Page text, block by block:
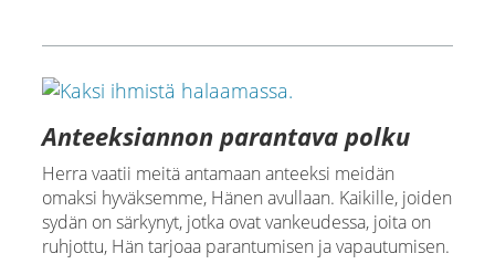
Anteeksiannon parantava polku
Herra vaatii meitä antamaan anteeksi meidän
omaksi hyväksemme, Hänen avullaan. Kaikille, joiden
sydän on särkynyt, jotka ovat vankeudessa, joita on
ruhjottu, Hän tarjoaa parantumisen ja vapautumisen.